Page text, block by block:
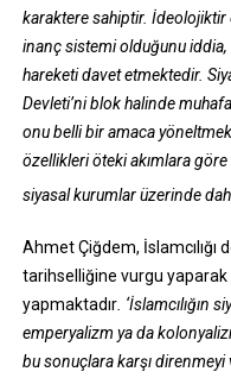
karaktere sahiptir.
inanç sistemi olduğunu
hareketi davet etmektedir.
Devleti’ni blok halinde
onu belli bir amaca yöneltmek
özellikleri öteki akımlara
siyasal kurumlar üzerinde
Ahmet Çiğdem, İslamcılığı
tarihselliğine vurgu yaparak
yapmaktadır. ‘İslamcılığın
emperyalizm ya da
bu sonuçlara karşı direnmeyi